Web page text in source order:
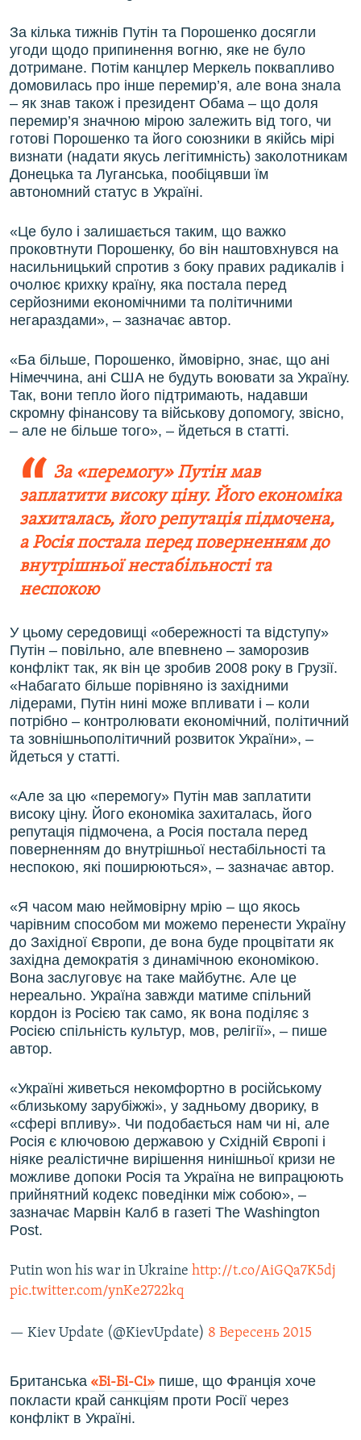
За кілька тижнів Путін та Порошенко досягли
угоди щодо припинення вогню, яке не було
дотримане. Потім канцлер Меркель поквапливо
домовилась про інше перемир’я, але вона знала
– як знав також і президент Обама – що доля
перемир’я значною мірою залежить від того, чи
готові Порошенко та його союзники в якійсь мірі
визнати (надати якусь легітимність) заколотникам
Донецька та Луганська, пообіцявши їм
автономний статус в Україні.
«Це було і залишається таким, що важко
проковтнути Порошенку, бо він наштовхнувся на
насильницький спротив з боку правих радикалів і
очолює крихку країну, яка постала перед
серйозними економічними та політичними
негараздами», – зазначає автор.
«Ба більше, Порошенко, ймовірно, знає, що ані
Німеччина, ані США не будуть воювати за Україну.
Так, вони тепло його підтримають, надавши
скромну фінансову та військову допомогу, звісно,
– але не більше того», – йдеться в статті.
За «перемогу» Путін мав
заплатити високу ціну. Його економіка
захиталась, його репутація підмочена,
а Росія постала перед поверненням до
внутрішньої нестабільності та
неспокою
У цьому середовищі «обережності та відступу»
Путін – повільно, але впевнено – заморозив
конфлікт так, як він це зробив 2008 року в Грузії.
«Набагато більше порівняно із західними
лідерами, Путін нині може впливати і – коли
потрібно – контролювати економічний, політичний
та зовнішньополітичний розвиток України», –
йдеться у статті.
«Але за цю «перемогу» Путін мав заплатити
високу ціну. Його економіка захиталась, його
репутація підмочена, а Росія постала перед
поверненням до внутрішньої нестабільності та
неспокою, які поширюються», – зазначає автор.
«Я часом маю неймовірну мрію – що якось
чарівним способом ми можемо перенести Україну
до Західної Європи, де вона буде процвітати як
західна демократія з динамічною економікою.
Вона заслуговує на таке майбутнє. Але це
нереально. Україна завжди матиме спільний
кордон із Росією так само, як вона поділяє з
Росією спільність культур, мов, релігії», – пише
автор.
«Україні живеться некомфортно в російському
«близькому зарубіжжі», у задньому дворику, в
«сфері впливу». Чи подобається нам чи ні, але
Росія є ключовою державою у Східній Європі і
ніяке реалістичне вирішення нинішньої кризи не
можливе допоки Росія та Україна не випрацюють
прийнятний кодекс поведінки між собою», –
зазначає Марвін Калб в газеті The Washington
Post.
Putin won his war in Ukraine http://t.co/AiGQa7K5dj
pic.twitter.com/ynKe2722kq
— Kiev Update (@KievUpdate) 8 Вересень 2015
Британська «Бі-Бі-Сі» пише, що Франція хоче
покласти край санкціям проти Росії через
конфлікт в Україні.